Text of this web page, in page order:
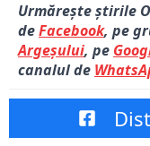
Urmărește știrile
deFacebook, pe
Argeșului, pe
canalul de